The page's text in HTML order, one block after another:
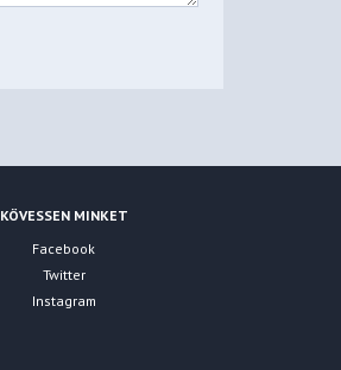
KÖVESSEN MINKET
Facebook
Twitter
Instagram